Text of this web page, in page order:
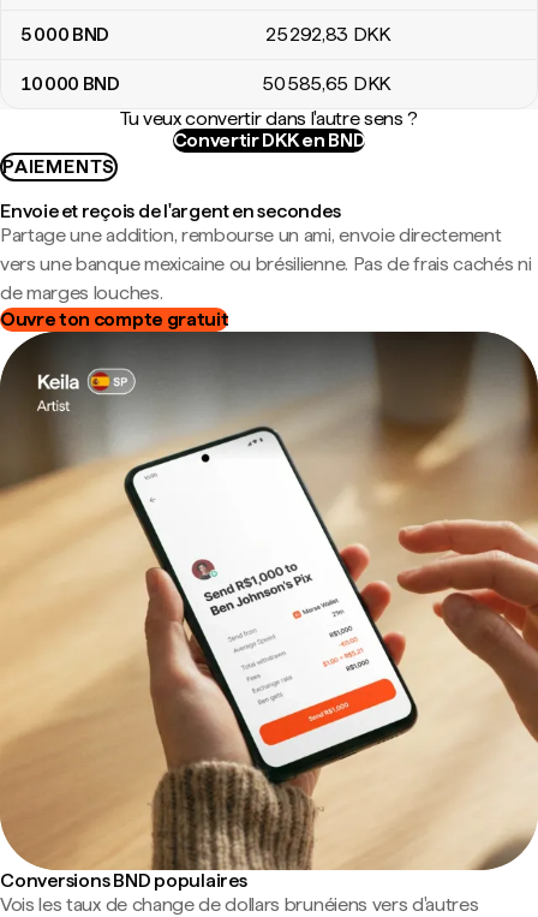
5 000 BND 25 292,83 DKK
10 000 BND 50 585,65 DKK
Tu veux convertir dans l'autre sens ?
Convertir DKK en BND
PAIEMENTS
Envoie et reçois de l'argent en secondes
Partage une addition, rembourse un ami, envoie directement
vers une banque mexicaine ou brésilienne. Pas de frais cachés ni
de marges louches.
Ouvre ton compte gratuit
Conversions BND populaires
Vois les taux de change de dollars brunéiens vers d'autres